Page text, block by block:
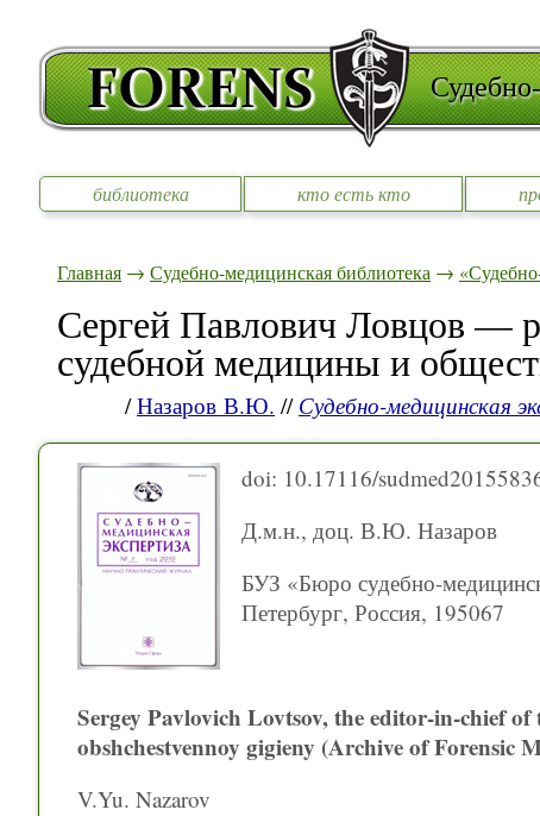
библиотека кто есть кто
Главная → Судебно-медицинская библиотека →
Сергей Павлович Ловцов —
судебной медицины и
/Назаров В.Ю. // Судебно-медицинская
doi: 10.17116/
Д.м.н., доц. В.Ю. Назаров
БУЗ «Бюро судебно-
Петербург, Россия, 195067
Sergey Pavlovich Lovtsov, the editor-in-chief
obshchestvennoy gigieny (Archive of Forensic
V.Yu. Nazarov